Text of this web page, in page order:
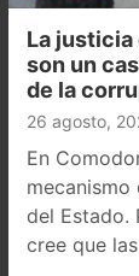
La justicia
son un
de la
26 agosto,
En
del Estado.
cree que